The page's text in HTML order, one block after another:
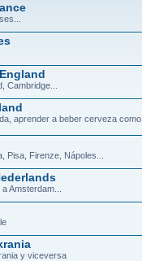
Cambridge...
aprender a beber cerveza como
Pisa, Firenze, Nápoles...
Amsterdam...
y viceversa